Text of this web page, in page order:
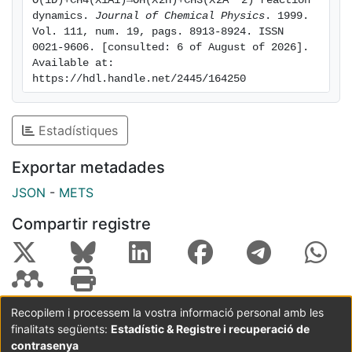
not strongly coupled to the motions leading to
reaction.
dynamics. Journal of Chemical Physics . 1999.
Vol. 111, num. 19, pags. 8913-8924. ISSN
0021-9606. [consulted: 6 of August of 2026].
Available at:
https://hdl.handle.net/2445/164250
Estadístiques
Exportar metadades
JSON - METS
Compartir registre
Coordinació:CRAI UB Avís legal
Metadades
subjectes a:
Recopilem i processem la vostra informació personal amb les
finalitats següents: Estadístic & Registre i recuperació de
contrasenya